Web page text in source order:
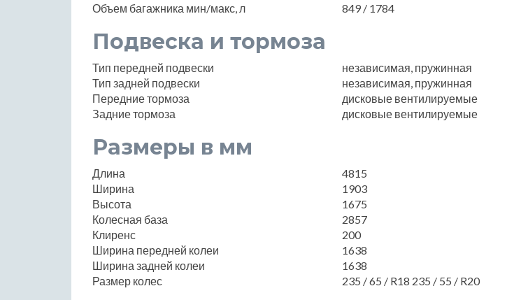
Объем багажника мин/макс, л
849 / 1784
Подвеска и тормоза
Тип передней подвески
независимая, пружинная
Тип задней подвески
независимая, пружинная
Передние тормоза
дисковые вентилируемые
Задние тормоза
дисковые вентилируемые
Размеры в мм
Длина
4815
Ширина
1903
Высота
1675
Колесная база
2857
Клиренс
200
Ширина передней колеи
1638
Ширина задней колеи
1638
Размер колес
235 / 65 / R18 235 / 55 / R20